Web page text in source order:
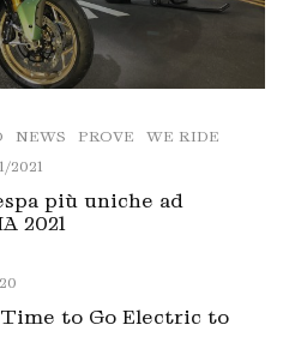
NEWS PROVE
WE RIDE
2021
più uniche ad
2021
to Go Electric to